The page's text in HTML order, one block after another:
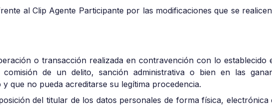
al Clip Agente Participante por las modificaciones que se
o transacción realizada en contravención con lo establecido
de un delito, sanción administrativa o bien en las
que no pueda acreditarse su legítima procedencia.
del titular de los datos personales de forma física, electrónica